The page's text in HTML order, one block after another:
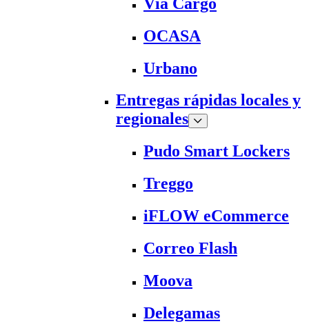
OCASA
Urbano
Entregas rápidas locales y
regionales
Pudo Smart Lockers
Treggo
iFLOW eCommerce
Correo Flash
Moova
Delegamas